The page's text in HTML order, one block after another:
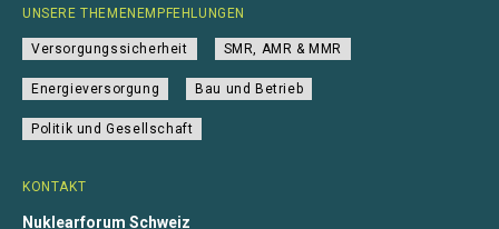
KONTAKT
Nuklearforum Schweiz
UNSERE THEMENEMPFEHLUNGEN
Versorgungssicherheit SMR, AMR & MMR
Energieversorgung Bau und Betrieb
Politik und Gesellschaft